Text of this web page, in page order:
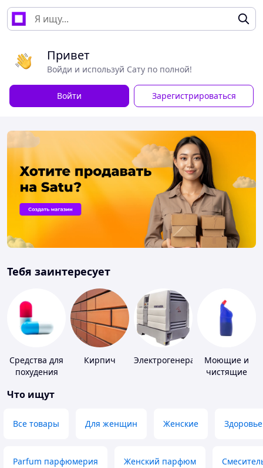
Привет
Войди и используй Сату по полной!
Войти Зарегистрироваться
Тебя заинтересует
Средства для
похудения
Кирпич ЭлектрогенераторыМоющие и
чистящие
Что ищут
Все товары Для женщин Женские Здоровье
Parfum парфюмерия Женский парфюм